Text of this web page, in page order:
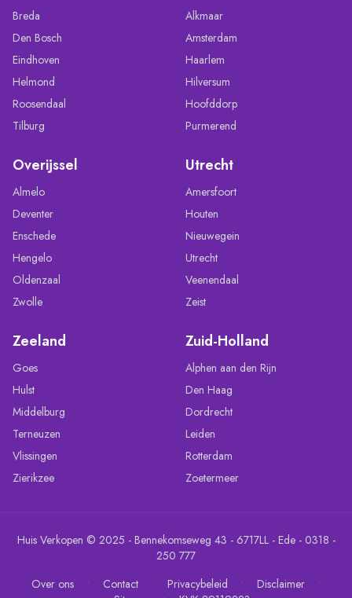
Breda
Den Bosch
Eindhoven
Helmond
Roosendaal
Tilburg
Alkmaar
Amsterdam
Haarlem
Hilversum
Hoofddorp
Purmerend
Overijssel
Almelo
Deventer
Enschede
Hengelo
Oldenzaal
Zwolle
Utrecht
Amersfoort
Houten
Nieuwegein
Utrecht
Veenendaal
Zeist
Zeeland
Goes
Hulst
Middelburg
Terneuzen
Vlissingen
Zierikzee
Zuid-Holland
Alphen aan den Rijn
Den Haag
Dordrecht
Leiden
Rotterdam
Zoetermeer
Huis Verkopen © 2025 - Bennekomseweg 43 - 6717LL - Ede - 0318 -
250 777
Over ons
• Contact • Privacybeleid • Disclaimer •